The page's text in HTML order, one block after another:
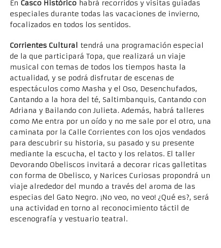
En Casco Histórico habrá recorridos y visitas guiadas
especiales durante todas las vacaciones de invierno,
focalizados en todos los sentidos.
Corrientes Cultural
tendrá una programación especial
de la que participará Topa, que realizará un viaje
musical con temas de todos los tiempos hasta la
actualidad, y se podrá disfrutar de escenas de
espectáculos como Masha y el Oso, Desenchufados,
Cantando a la hora del té, Saltimbanquis, Cantando con
Adriana y Bailando con Julieta. Además, habrá talleres
como Me entra por un oído y no me sale por el otro, una
caminata por la Calle Corrientes con los ojos vendados
para descubrir su historia, su pasado y su presente
mediante la escucha, el tacto y los relatos. El taller
Devorando Obeliscos invitará a decorar ricas galletitas
con forma de Obelisco, y Narices Curiosas propondrá un
viaje alrededor del mundo a través del aroma de las
especias del Gato Negro. ¡No veo, no veo! ¿Qué es?, será
una actividad en torno al reconocimiento táctil de
escenografía y vestuario teatral.